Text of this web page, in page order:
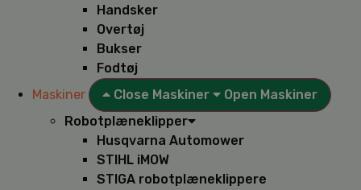
Handsker
Overtøj
Bukser
Fodtøj
Maskiner
Close Maskiner
Open Maskiner
Robotplæneklipper
Husqvarna Automower
STIHL iMOW
STIGA robotplæneklippere